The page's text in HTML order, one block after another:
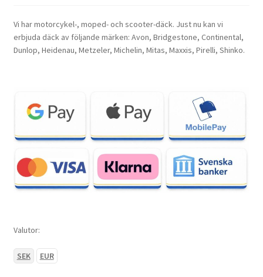
Vi har motorcykel-, moped- och scooter-däck. Just nu kan vi
erbjuda däck av följande märken: Avon, Bridgestone, Continental,
Dunlop, Heidenau, Metzeler, Michelin, Mitas, Maxxis, Pirelli, Shinko.
Valutor:
SEK EUR